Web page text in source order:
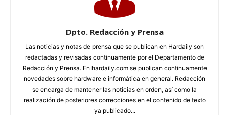
Dpto. Redacción y Prensa
Las noticias y notas de prensa que se publican en Hardaily son
redactadas y revisadas continuamente por el Departamento de
Redacción y Prensa. En hardaily.com se publican continuamente
novedades sobre hardware e informática en general. Redacción
se encarga de mantener las noticias en orden, así como la
realización de posteriores correcciones en el contenido de texto
ya publicado...